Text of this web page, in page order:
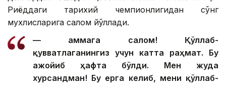
Риёддаги тарихий чемпионлигидан сўнг
мухлисларига салом йўллади.
— Ҳаммага салом! Қўллаб-
қувватлаганингиз учун катта раҳмат. Бу
ажойиб ҳафта бўлди. Мен жуда
хурсандман! Бу ерга келиб, мени қўллаб-